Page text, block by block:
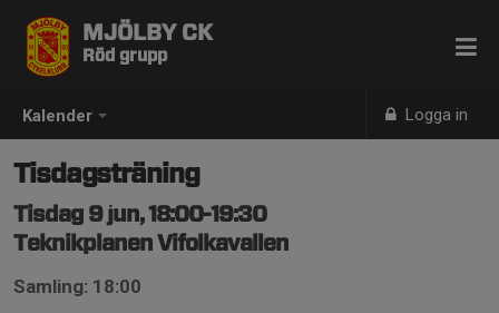
Kalender Logga in
MJÖLBY CK
Röd grupp
Tisdagsträning
Tisdag 9 jun, 18:00-19:30
Teknikplanen Vifolkavallen
Samling: 18:00